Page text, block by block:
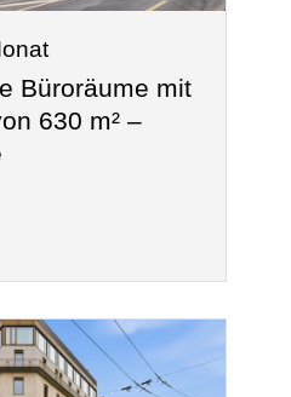
Büroräume mit
630 m² –